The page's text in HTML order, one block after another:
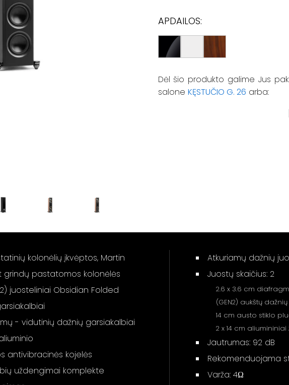
APDAILOS:
Dėl šio produkto galime Jus
salone KĘSTUČIO G. 26 arba:
kolonėlių įkvėptos, Martin
grindų pastatomos kolonėlės
juosteliniai Obsidian Folded
- vidutinių dažnių garsiakalbiai
antivibracinės kojelės
uždengimai komplekte
Atkuriamų dažnių
Juostų skaičius: 2
2.6 x 3.6 cm
(GEN2) aukštų
14 cm austo stiklo
2 x 14 cm
Jautrumas: 92 dB
Rekomenduojama
Varža: 4Ω